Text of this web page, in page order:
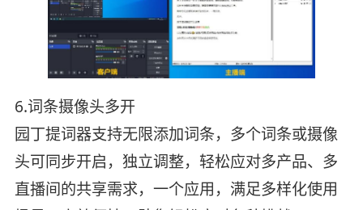
6.词条摄像头多开
园丁提词器支持无限添加词条，多个词条或摄像
头可同步开启，独立调整，轻松应对多产品、多
直播间的共享需求，一个应用，满足多样化使用